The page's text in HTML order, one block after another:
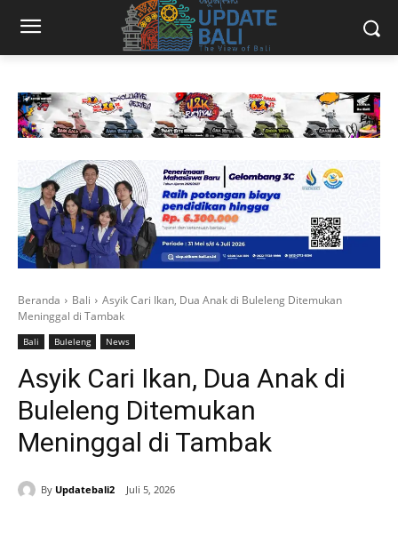
Beranda Bali
Asyik Cari Ikan, Dua Anak di Buleleng Ditemukan
Meninggal di Tambak
Bali Buleleng News
Asyik Cari Ikan, Dua Anak di
Buleleng Ditemukan
Meninggal di Tambak
By Updatebali2 Juli 5, 2026